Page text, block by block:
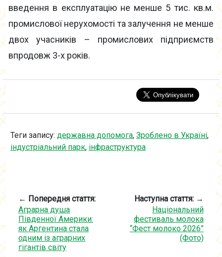
введення в експлуатацію не менше 5 тис. кв.м.
промислової нерухомості та залучення не менше
двох учасників – промислових підприємств
впродовж 3-х років.
Теги запису: державна допомога, Зроблено в Україні,
індустріальний парк, інфраструктура
← Попередня стаття:
Аграрна душа
Південної Америки:
як Аргентина стала
одним із аграрних
гігантів світу
Наступна стаття: →
Національний
фестиваль молока
“Фест молоко 2026”
(Фото)